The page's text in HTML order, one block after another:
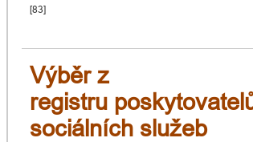
[83]
Výběr z
registru
sociálních služeb